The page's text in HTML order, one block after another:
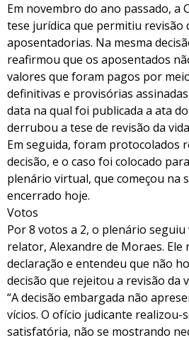
Em novembro do ano passado, a
tese jurídica que permitiu revisão
aposentadorias. Na mesma
reafirmou que os aposentados
valores que foram pagos por
definitivas e provisórias
data na qual foi publicada a ata
derrubou a tese de revisão da
Em seguida, foram protocolados
decisão, e o caso foi colocado
plenário virtual, que começou na
encerrado hoje.
Votos
Por 8 votos a 2, o plenário
relator, Alexandre de Moraes.
declaração e entendeu que não
decisão que rejeitou a revisão da
“A decisão embargada não
vícios. O ofício judicante realizou-
satisfatória, não se mostrando